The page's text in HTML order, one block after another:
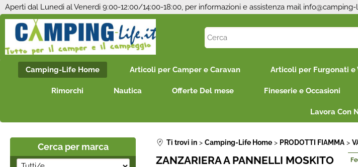
Aperti dal Lunedi al Venerdi 9:00-12:00/14:00-18:00, per informazioni e assistenza mail info@camping-
Camping-Life Home Articoli per Camper e Caravan Articoli per Furgonati e
Rimorchi Nautica Offerte Del mese Fineserie e Occasioni
Lavora Con
Cerca per marca Ti trovi in Camping-Life Home PRODOTTI FIAMMA
ZANZARIERA A PANNELLI MOSKITO